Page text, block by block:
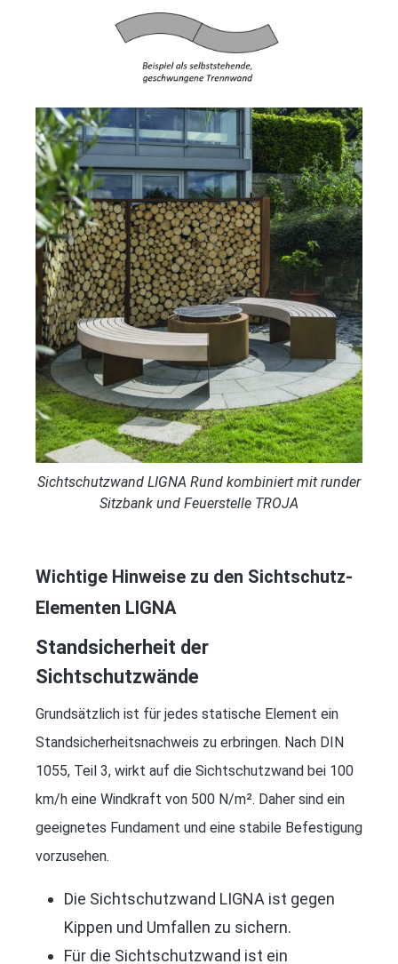
Sichtschutzwand LIGNA Rund kombiniert mit runder
Sitzbank und Feuerstelle TROJA
Wichtige Hinweise zu den Sichtschutz-
Elementen LIGNA
Standsicherheit der
Sichtschutzwände
Grundsätzlich ist für jedes statische Element ein
Standsicherheitsnachweis zu erbringen. Nach DIN
1055, Teil 3, wirkt auf die Sichtschutzwand bei 100
km/h eine Windkraft von 500 N/m². Daher sind ein
geeignetes Fundament und eine stabile Befestigung
vorzusehen.
Die Sichtschutzwand LIGNA ist gegen
Kippen und Umfallen zu sichern.
Für die Sichtschutzwand ist ein